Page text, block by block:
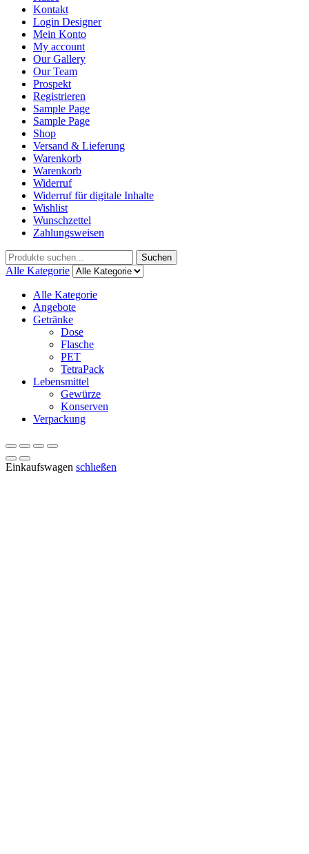
Kontakt
Login Designer
Mein Konto
My account
Our Gallery
Our Team
Prospekt
Registrieren
Sample Page
Sample Page
Shop
Versand & Lieferung
Warenkorb
Warenkorb
Widerruf
Widerruf für digitale Inhalte
Wishlist
Wunschzettel
Zahlungsweisen
Suchen
nach:
Suchen
Alle Kategorie
Alle Kategorie
Angebote
Getränke
Dose
Flasche
PET
TetraPack
Lebensmittel
Gewürze
Konserven
Verpackung
Einkaufswagen schlıeßen